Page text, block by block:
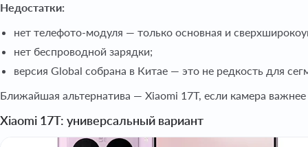
Недостатки:
нет телефото-модуля — только основная и
нет беспроводной зарядки;
версия Global собрана в Китае — это не редкость для
Ближайшая альтернатива — Xiaomi 17T, если камера
Xiaomi 17T: универсальный вариант